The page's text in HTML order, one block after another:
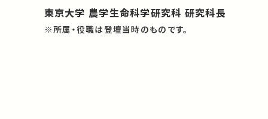
東京大学 農学生命科学研究科 研究科長
※所属・役職は登壇当時のものです。